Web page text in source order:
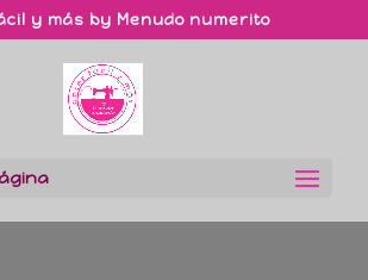
y más by Menudo numerito